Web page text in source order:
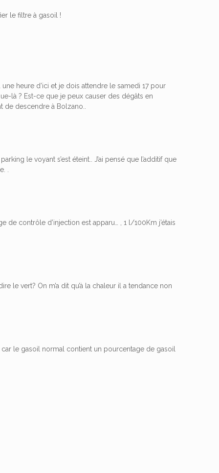
le filtre à gasoil !
heure d’ici et je dois attendre le samedi 17 pour
là ? Est-ce que je peux causer des dégâts en
de descendre à Bolzano..
le voyant s’est éteint.. J’ai pensé que l’additif que
.
de contrôle d’injection est apparu… , 1 l/100Km j’étais
le vert? On m’a dit qu’à la chaleur il a tendance non
le gasoil normal contient un pourcentage de gasoil